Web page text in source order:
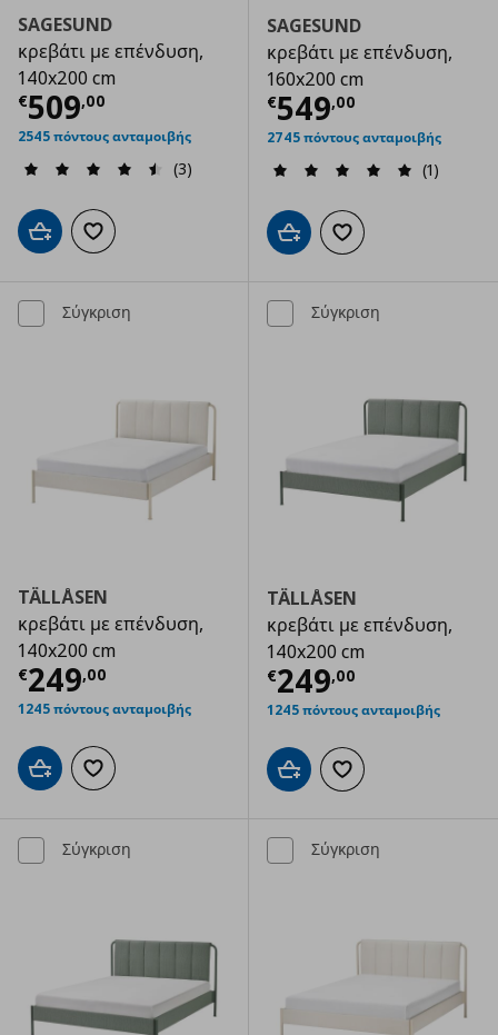
SAGESUND
κρεβάτι με επένδυση,
140x200 cm
€509,00
Τρέχουσα τιμή € 509,00
2545 πόντους ανταμοιβής
(3)
Προσθήκη στο καλάθι
Προσθήκη στα αγαπημένα
SAGESUND
κρεβάτι με επένδυση,
160x200 cm
€549,00
Τρέχουσα
2745 πόντους ανταμοιβής
(1)
Προσθήκη στο καλάθι
Προσθήκη στα
Σύγκριση
TÄLLÅSEN
κρεβάτι με επένδυση,
140x200 cm
€249,00
Τρέχουσα τιμή € 249,00
1245 πόντους ανταμοιβής
Προσθήκη στο καλάθι
Προσθήκη στα αγαπημένα
Σύγκριση
TÄLLÅSEN
κρεβάτι με επένδυση,
140x200 cm
€249,00
Τρέχουσα
1245 πόντους ανταμοιβής
Προσθήκη στο καλάθι
Προσθήκη στα
Σύγκριση Σύγκριση